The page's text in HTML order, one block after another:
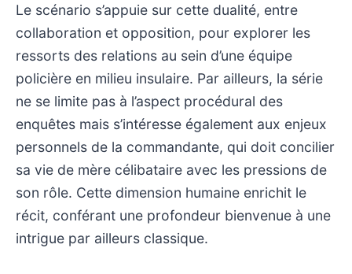
Le scénario s’appuie sur cette dualité, entre
collaboration et opposition, pour explorer les
ressorts des relations au sein d’une équipe
policière en milieu insulaire. Par ailleurs, la série
ne se limite pas à l’aspect procédural des
enquêtes mais s’intéresse également aux enjeux
personnels de la commandante, qui doit concilier
sa vie de mère célibataire avec les pressions de
son rôle. Cette dimension humaine enrichit le
récit, conférant une profondeur bienvenue à une
intrigue par ailleurs classique.